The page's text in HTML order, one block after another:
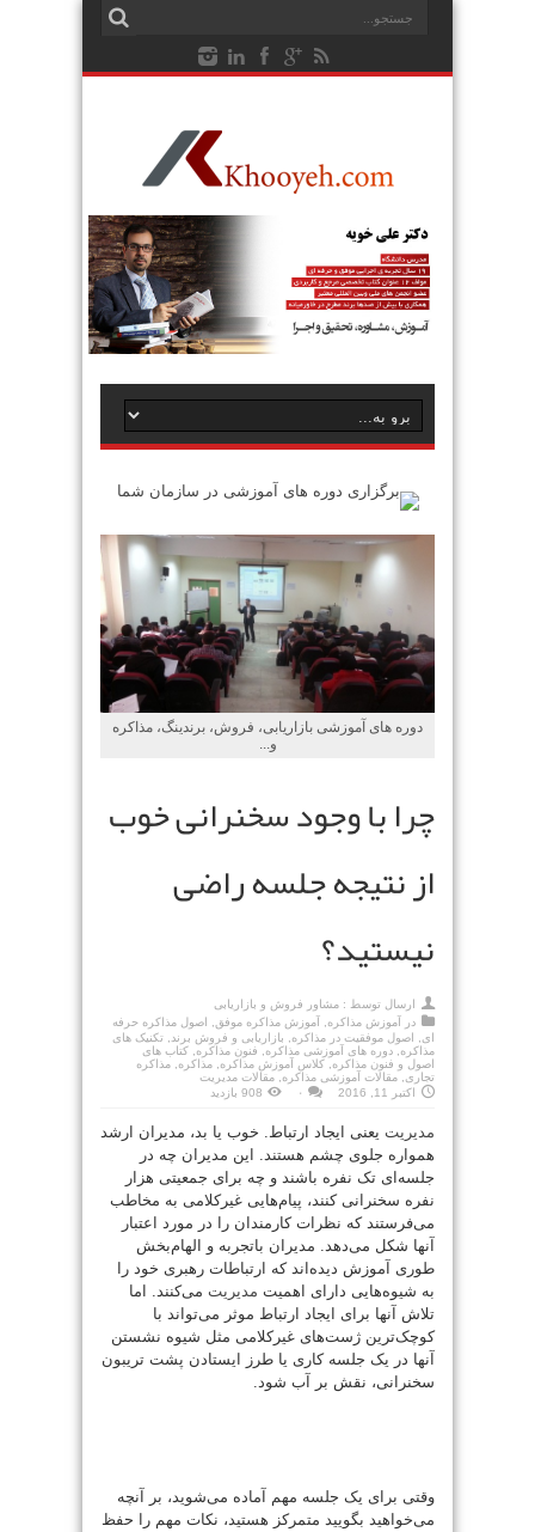
دوره های آموزشی بازاریابی، فروش، برندینگ، مذاکره
و...
چرا با وجود سخنرانی خوب
از نتیجه جلسه راضی
نیستید؟
ارسال توسط : مشاور فروش و بازاریابی
در
آموزش مذاکره, آموزش مذاکره موفق,
اصول مذاکره حرفه
ای, اصول موفقیت در مذاکره, بازاریابی و فروش برند, تکنیک های
مذاکره, دوره های آموزشی مذاکره, فنون مذاکره, کتاب های
اصول و فنون مذاکره, کلاس آموزش مذاکره, مذاکره, مذاکره
تجاری, مقالات آموزشی مذاکره, مقالات مدیریت
اکتبر 11, 2016
۰ 908 بازدید
مدیریت یعنی ایجاد ارتباط. خوب یا بد، مدیران ارشد
همواره جلوی چشم هستند. این مدیران چه در
جلسه‌ای تک نفره باشند و چه برای جمعیتی هزار
نفره سخنرانی کنند، پیام‌‌هایی غیرکلامی به مخاطب
می‌فرستند که نظرات کارمندان را در مورد اعتبار
آنها شکل می‌دهد. مدیران باتجربه و الهام‌بخش
طوری آموزش دیده‌اند که ارتباطات رهبری خود را
به شیوه‌هایی دارای اهمیت مدیریت می‌کنند. اما
تلاش آنها برای ایجاد ارتباط موثر می‌تواند با
کوچک‌ترین ژست‌های غیرکلامی مثل شیوه نشستن
آنها در یک جلسه کاری یا طرز ایستادن پشت تریبون
سخنرانی، نقش بر آب شود.
وقتی برای یک جلسه مهم آماده می‌شوید، بر آنچه
می‌خواهید بگویید متمرکز هستید، نکات مهم را حفظ